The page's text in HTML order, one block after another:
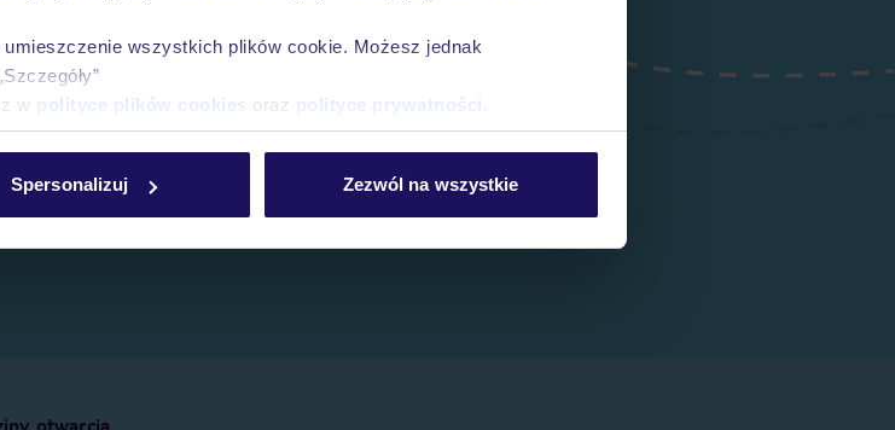
wszystkich plików cookie. Możesz jednak
w polityce plików cookies oraz polityce prywatności
Spersonalizuj Zezwól na wszystkie
otwarcia